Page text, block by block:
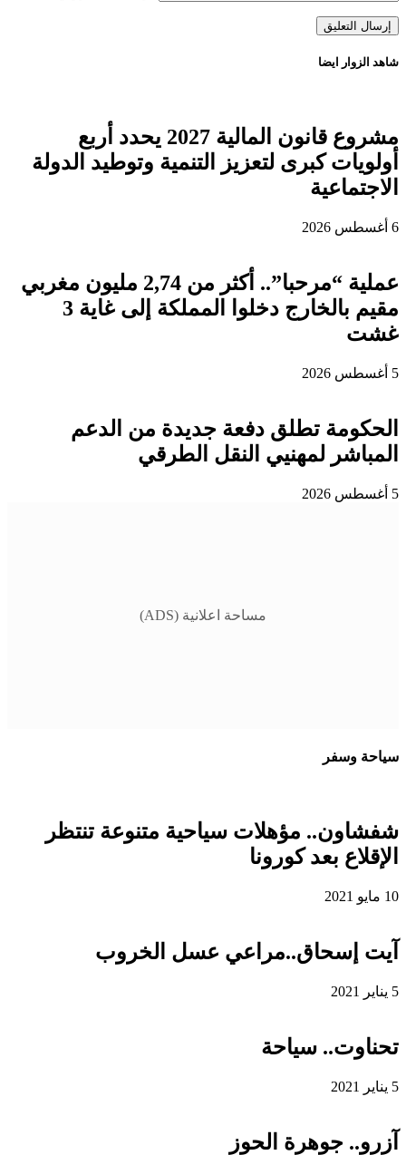
شاهد الزوار ايضا
مشروع قانون المالية 2027 يحدد أربع
أولويات كبرى لتعزيز التنمية وتوطيد الدولة
الاجتماعية
6 أغسطس 2026
عملية “مرحبا”.. أكثر من 2,74 مليون مغربي
مقيم بالخارج دخلوا المملكة إلى غاية 3
غشت
5 أغسطس 2026
الحكومة تطلق دفعة جديدة من الدعم
المباشر لمهنيي النقل الطرقي
5 أغسطس 2026
مساحة اعلانية (ADS)
سياحة وسفر
شفشاون.. مؤهلات سياحية متنوعة تنتظر
الإقلاع بعد كورونا
10 مايو 2021
آيت إسحاق..مراعي عسل الخروب
5 يناير 2021
تحناوت.. سياحة
5 يناير 2021
آزرو.. جوهرة الحوز